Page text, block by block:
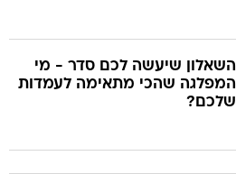
השאלון שיעשה לכם סדר - מי
המפלגה שהכי מתאימה לעמדות
שלכם?